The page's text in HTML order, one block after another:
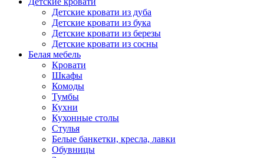
Детские кровати из дуба
Детские кровати из бука
Детские кровати из березы
Детские кровати из сосны
Белая мебель
Кровати
Шкафы
Комоды
Тумбы
Кухни
Кухонные столы
Стулья
Белые банкетки, кресла, лавки
Обувницы